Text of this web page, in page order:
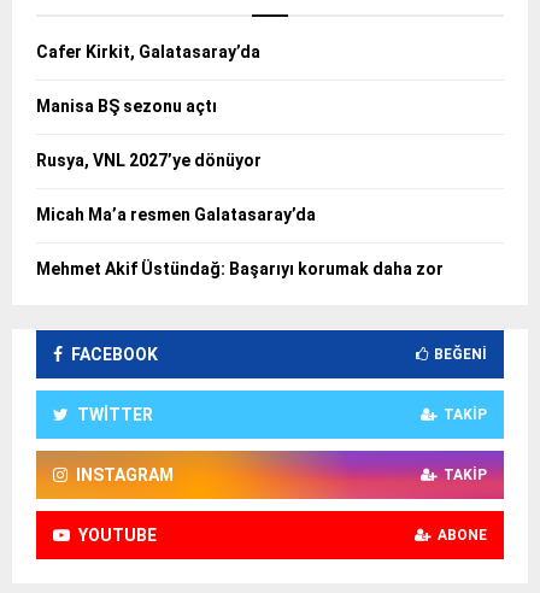
Cafer Kirkit, Galatasaray’da
Manisa BŞ sezonu açtı
Rusya, VNL 2027’ye dönüyor
Micah Ma’a resmen Galatasaray’da
Mehmet Akif Üstündağ: Başarıyı korumak daha zor
FACEBOOK BEĞENI
TWITTER TAKIP
INSTAGRAM TAKIP
YOUTUBE ABONE